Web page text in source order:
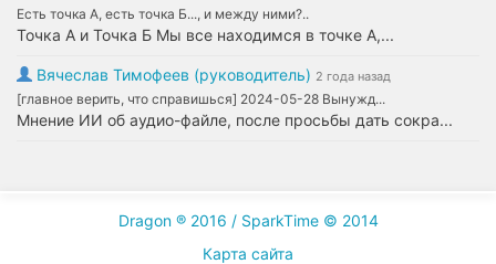
Есть точка А, есть точка Б..., и между ними?..
Точка А и Точка Б Мы все находимся в точке А,...
Вячеслав Тимофеев (руководитель) 2 года назад
[главное верить, что справишься] 2024-05-28 Вынужд...
Мнение ИИ об аудио-файле, после просьбы дать сокра...
Dragon ® 2016 / SparkTime © 2014
Карта сайта